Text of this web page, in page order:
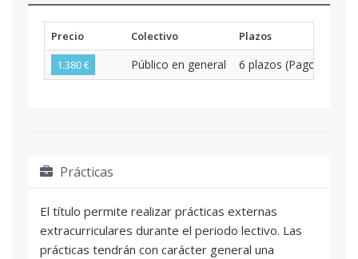
Precio Colectivo
Plazos
1.380 €
Público en general 6 plazos (Pago
Prácticas
El título permite realizar prácticas externas
extracurriculares durante el periodo lectivo. Las
prácticas tendrán con carácter general una